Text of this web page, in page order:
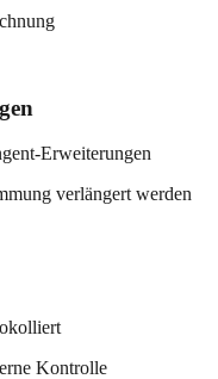
Erweiterungen
verlängert werden
Kontrolle